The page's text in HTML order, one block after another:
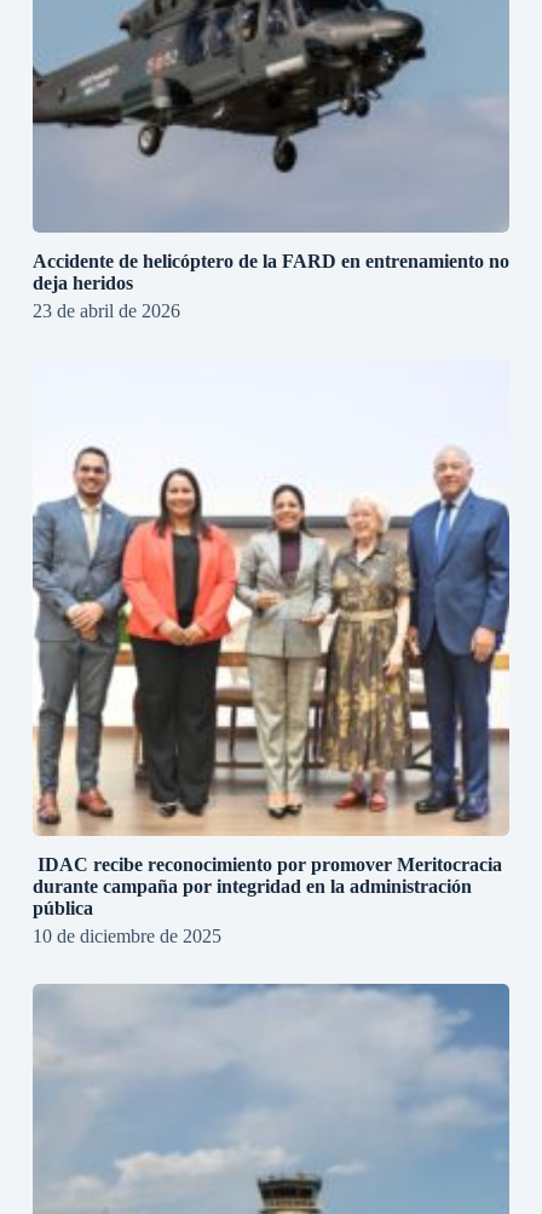
Accidente de helicóptero de la FARD en entrenamiento no
deja heridos
23 de abril de 2026
IDAC recibe reconocimiento por promover Meritocracia
durante campaña por integridad en la administración
pública
10 de diciembre de 2025